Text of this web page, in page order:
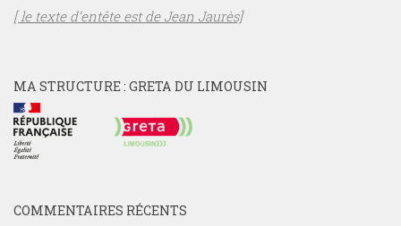
[ le texte d’entête est de Jean Jaurès]
MA STRUCTURE : GRETA DU LIMOUSIN
COMMENTAIRES RÉCENTS